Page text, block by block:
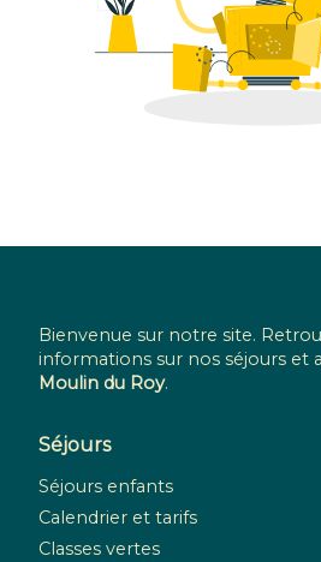
Bienvenue sur notre site.
informations sur nos séjours et
Moulin du Roy.
Séjours
Séjours enfants
Calendrier et tarifs
Classes vertes